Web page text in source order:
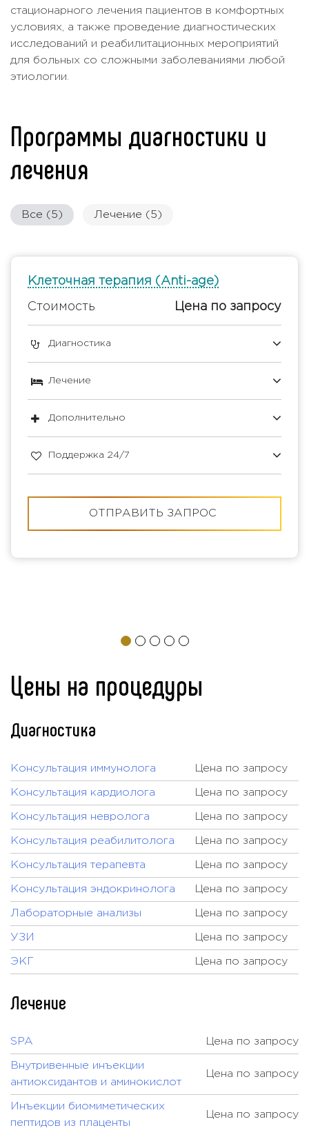
стационарного лечения пациентов в комфортных
условиях, а также проведение диагностических
исследований и реабилитационных мероприятий
для больных со сложными заболеваниями любой
этиологии.
Программы диагностики и
лечения
Все (5) Лечение (5)
Клеточная терапия (Аnti-age)
Стоимость Цена по запросу
Диагностика
Лечение
Дополнительно
Поддержка 24/7
ОТПРАВИТЬ ЗАПРОС
Цены на процедуры
Диагностика
Консультация иммунолога Цена по запросу
Консультация кардиолога Цена по запросу
Консультация невролога Цена по запросу
Консультация реабилитолога Цена по запросу
Консультация терапевта Цена по запросу
Консультация эндокринолога Цена по запросу
Лабораторные анализы Цена по запросу
УЗИ Цена по запросу
ЭКГ Цена по запросу
Лечение
SPA Цена по запросу
Внутривенные инъекции
антиоксидантов и аминокислот
Цена по запросу
Инъекции биомиметических
пептидов из плаценты
Цена по запросу